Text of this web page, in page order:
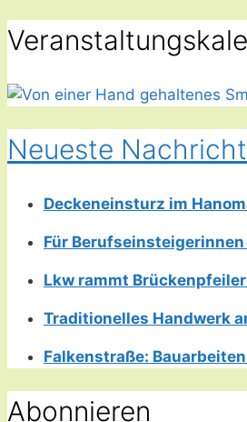
Neueste
Deckeneinsturz im
Für
Lkw rammt
Traditionelles Handwerk
Falkenstraße:
Abonnieren